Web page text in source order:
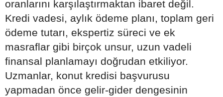
oranlarını karşılaştırmaktan ibaret değil.
Kredi vadesi, aylık ödeme planı, toplam geri
ödeme tutarı, ekspertiz süreci ve ek
masraflar gibi birçok unsur, uzun vadeli
finansal planlamayı doğrudan etkiliyor.
Uzmanlar, konut kredisi başvurusu
yapmadan önce gelir-gider dengesinin